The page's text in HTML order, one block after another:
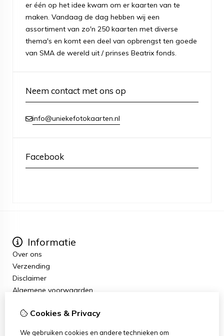
er één op het idee kwam om er kaarten van te
maken. Vandaag de dag hebben wij een
assortiment van zo'n 250 kaarten met diverse
thema's en komt een deel van opbrengst ten goede
van SMA de wereld uit / prinses Beatrix fonds.
Neem contact met ons op
info@uniekefotokaarten.nl
Facebook
Informatie
Over ons
Verzending
Disclaimer
Algemene voorwaarden
Cadeaubon
Cookies & Privacy
We gebruiken cookies en andere technieken om